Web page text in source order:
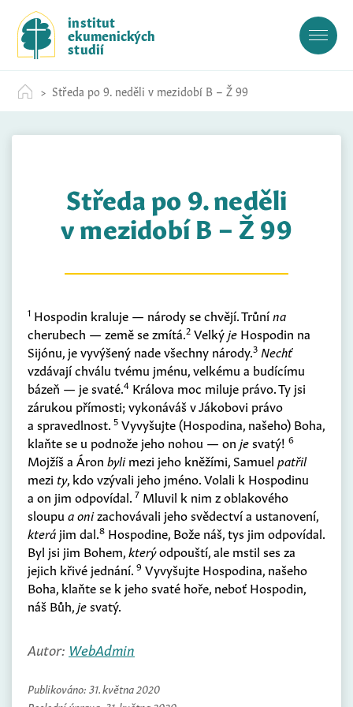
c
institut
ekumenických
studií
Středa po 9. neděli v mezidobí B – Ž 99
Středa po 9. neděli
v mezidobí B – Ž 99
1 Hospodin kraluje — národy se chvějí. Trůnína
cherubech — země se zmítá.2 Velkýje Hospodin na
Sijónu, je vyvýšený nade všechny národy.3 Nechť
vzdávají chválu tvému jménu, velkému a budícímu
bázeň — je svaté.4 Králova moc miluje právo. Ty jsi
zárukou přímosti; vykonáváš v Jákobovi právo
a spravedlnost. 5 Vyvyšujte(Hospodina, našeho) Boha,
klaňte se u podnože jeho nohou — on jesvatý! 6
Mojžíš a Áron bylimezi jeho kněžími, Samuel patřil
mezi ty, kdo vzývali jeho jméno. Volali k Hospodinu
a on jim odpovídal. 7 Mluvil k nim z oblakového
sloupu a onizachovávali jeho svědectví a ustanovení,
která jim dal.8 Hospodine, Bože náš, tys jim odpovídal.
Byl jsi jim Bohem,kterýodpouští, ale mstil ses za
jejich křivé jednání. 9 Vyvyšujte Hospodina, našeho
Boha, klaňte se k jeho svaté hoře, neboť Hospodin,
náš Bůh,jesvatý.
Autor: WebAdmin
Publikováno: 31. května 2020